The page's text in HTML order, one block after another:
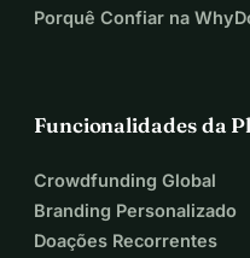
Porquê Confiar na
Funcionalidades da
Crowdfunding Global
Branding Personalizado
Doações Recorrentes